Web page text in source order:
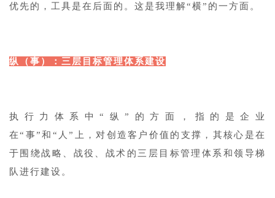
优先的，工具是在后面的。这是我理解“横”的一方面。
纵（事）：三层目标管理体系建设
执行力体系中“纵”的方面，指的是企业
在“事”和“人”上，对创造客户价值的支撑，其核心是在
于围绕战略、战役、战术的三层目标管理体系和领导梯
队进行建设。